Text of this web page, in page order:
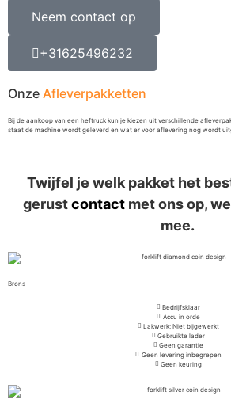
Neem contact op
+31625496232
Onze Afleverpakketten
Bij de aankoop van een heftruck kun je kiezen uit verschillende
staat de machine wordt geleverd en wat er voor aflevering nog wordt
Twijfel je welk pakket het
gerustcontact met ons op,
mee.
Brons
Bedrijfsklaar
Accu in orde
Lakwerk: Niet bijgewerkt
Gebruikte lader
Geen garantie
Geen levering inbegrepen
Geen keuring